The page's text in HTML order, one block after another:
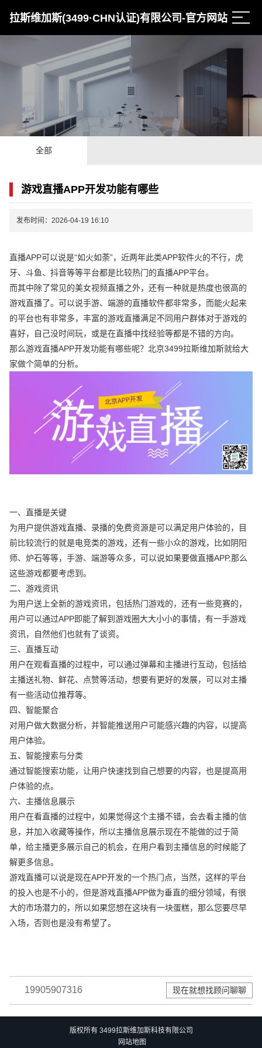
拉斯维加斯(3499·CHN认证)有限公司-官方网站
全部
游戏直播APP开发功能有哪些
发布时间：2026-04-19 16:10
直播APP可以说是“如火如荼”，近两年此类APP软件火的不行，虎
牙、斗鱼、抖音等等平台都是比较热门的直播APP平台。
而其中除了常见的美女视频直播之外，还有一种就是热度也很高的
游戏直播了。可以说手游、端游的直播软件都非常多，而能火起来
的平台也有非常多，丰富的游戏直播满足不同用户群体对于游戏的
喜好，自己没时间玩，或是在直播中找经验等都是不错的方向。
那么游戏直播APP开发功能有哪些呢？北京3499拉斯维加斯就给大
家做个简单的分析。
一、直播是关键
为用户提供游戏直播、录播的免费资源是可以满足用户体验的，目
前比较流行的就是电竞类的游戏，还有一些小众的游戏，比如阴阳
师、炉石等等，手游、端游等众多，可以说如果要做直播APP,那么
这些游戏都要考虑到。
二、游戏资讯
为用户送上全新的游戏资讯，包括热门游戏的，还有一些竞赛的，
用户可以通过APP即能了解到游戏圈大大小小的事情，有一手游戏
资讯，自然他们也就有了谈资。
三、直播互动
用户在观看直播的过程中，可以通过弹幕和主播进行互动，包括给
主播送礼物、鲜花、点赞等活动，想要有更好的发展，可以对主播
有一些活动位推荐等。
四、智能聚合
对用户做大数据分析，并智能推送用户可能感兴趣的内容，以提高
用户体验。
五、智能搜索与分类
通过智能搜索功能，让用户快速找到自己想要的内容，也是提高用
户体验的点。
六、主播信息展示
用户在看直播的过程中，如果觉得这个主播不错，会去看主播的信
息，并加入收藏等操作，所以主播信息展示现在不能做的过于简
单，给主播更多展示自己的机会，在用户看到主播信息的时候能了
解更多信息。
游戏直播可以说是现在APP开发的一个热门点，当然，这样的平台
的投入也是不小的，但是游戏直播APP做为垂直的细分领域，有很
大的市场潜力的，所以如果您想在这块有一块蛋糕，那么您要尽早
入场，否则也是没有希望了。
19905907316 现在就想找顾问聊聊
版权所有 3499拉斯维加斯科技有限公司
网站地图